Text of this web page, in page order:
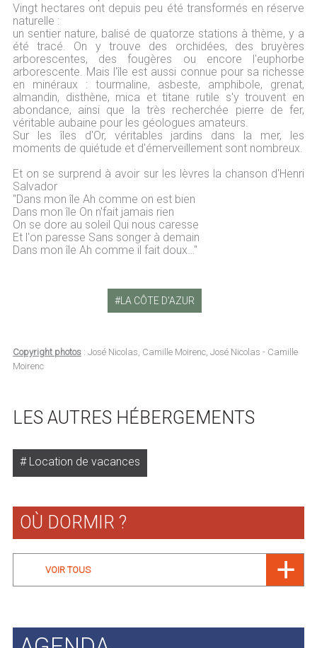
Vingt hectares ont depuis peu été transformés en réserve
naturelle :
un sentier nature, balisé de quatorze stations à thème, y a
été tracé. On y trouve des orchidées, des bruyères
arborescentes, des fougères ou encore l'euphorbe
arborescente. Mais l'île est aussi connue pour sa richesse
en minéraux : tourmaline, asbeste, amphibole, grenat,
almandin, disthène, mica et titane rutile s'y trouvent en
abondance, ainsi que la très recherchée pierre de fer,
véritable aubaine pour les géologues amateurs.
Sur les îles d'Or, véritables jardins dans la mer, les
moments de quiétude et d'émerveillement sont nombreux.
Et on se surprend à avoir sur les lèvres la chanson d'Henri
Salvador
"Dans mon île Ah comme on est bien
Dans mon île On n'fait jamais rien
On se dore au soleil Qui nous caresse
Et l'on paresse Sans songer à demain
Dans mon île Ah comme il fait doux…"
LA CÔTE D'AZUR
Copyright photos: José Nicolas, Camille Moirenc, José Nicolas - Camille
Moirenc
LES AUTRES HÉBERGEMENTS
Location de vacances
OÙ DORMIR ?
VOIR TOUS